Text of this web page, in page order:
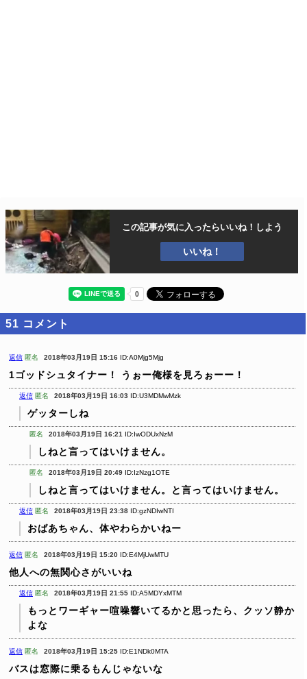
この記事が気に入ったらいいね！しよう
いいね！
51 コメント
返信 匿名 2018年03月19日 15:16 ID:A0Mjg5Mjg
1ゴッドシュタイナー！ うぉー俺様を見ろぉーー！
返信 匿名 2018年03月19日 16:03 ID:U3MDMwMzk
ゲッターしね
匿名 2018年03月19日 16:21 ID:IwODUxNzM
しねと言ってはいけません。
匿名 2018年03月19日 20:49 ID:IzNzg1OTE
しねと言ってはいけません。と言ってはいけません。
返信 匿名 2018年03月19日 23:38 ID:gzNDIwNTI
おばあちゃん、体やわらかいねー
返信 匿名 2018年03月19日 15:20 ID:E4MjUwMTU
他人への無関心さがいいね
返信 匿名 2018年03月19日 21:55 ID:A5MDYxMTM
もっとワーギャー喧噪響いてるかと思ったら、クッソ静か
よな
返信 匿名 2018年03月19日 15:25 ID:E1NDk0MTA
バスは窓際に乗るもんじゃないな